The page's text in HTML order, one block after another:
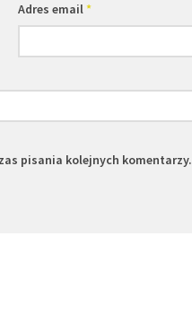
Adres email*
pisania kolejnych komentarzy.